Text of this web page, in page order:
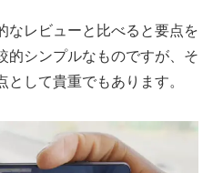
なレビューと比べると要点を
的シンプルなものですが、そ
して貴重でもあります。